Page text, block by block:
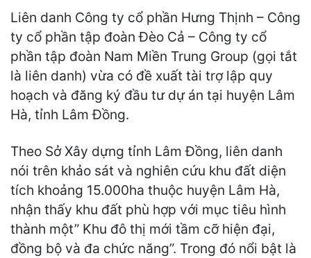
Liên danh Công ty cổ phần Hưng Thịnh – Công
ty cổ phần tập đoàn Đèo Cả – Công ty cổ
phần tập đoàn Nam Miền Trung Group (gọi tắt
là liên danh) vừa có đề xuất tài trợ lập quy
hoạch và đăng ký đầu tư dự án tại huyện Lâm
Hà, tỉnh Lâm Đồng.
Theo Sở Xây dựng tỉnh Lâm Đồng, liên danh
nói trên khảo sát và nghiên cứu khu đất diện
tích khoảng 15.000ha thuộc huyện Lâm Hà,
nhận thấy khu đất phù hợp với mục tiêu hình
thành một” Khu đô thị mới tầm cỡ hiện đại,
đồng bộ và đa chức năng”. Trong đó nổi bật là